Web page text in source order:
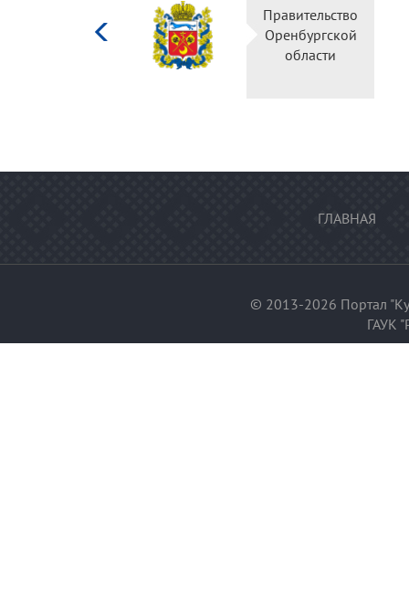
Правительство
Оренбургской
области
ГЛАВНАЯ
© 2013-2026 Портал
ГАУК